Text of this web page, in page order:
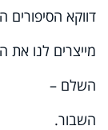
דווקא הסיפורים
מייצרים לנו את
השלם –
השבור.